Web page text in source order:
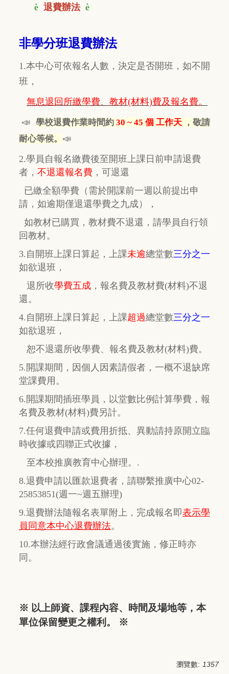
è 退費辦法 è
非學分班退費辦法
1.本中心可依報名人數，決定是否開班，如不開
班，
無息退回所繳學費、教材(材料)費及報名費。
📣 學校退費作業時間約 30 ~ 45 個 工作天 ，敬請
耐心等候。 📣
2.學員自報名繳費後至開班上課日前申請退費
者， 不退還報名費 ， 可退還
已繳全額學費 （需於開課前一週以前提出申
請，如逾期僅退還學費之九成），
如教材已購買，教材費不退還， 請學員自行領
回教材。
3.自開班上課日算起，上課未逾總堂數三分之一
如欲退班，
退所收學費五成 ， 報名費及教材費(材料)不退
還。
4.自開班上課日算起，上課超過總堂數三分之一
如欲退班，
恕不退還所收學費、報名費及教材(材料)費。
5.開課期間，因個人因素請假者，一概不退缺席
堂課費用。
6.開課期間插班學員，以堂數比例計算學費，報
名費及教材(材料)費另計。
7.任何退費申請或費用折抵、異動請持原開立臨
時收據或四聯正式收據，
至本校推廣教育中心辦理。.
8.退費申請以匯款退費者，請聯繫推廣中心02-
25853851(週一~週五辦理)
9.退費辦法隨報名表單附上，完成報名即表示學
員同意本中心退費辦法。
10.本辦法經行政會議通過後實施，修正時亦
同。
※ 以上師資、課程內容、時間及場地等，本
單位保留變更之權利。 ※
瀏覽數: 1357